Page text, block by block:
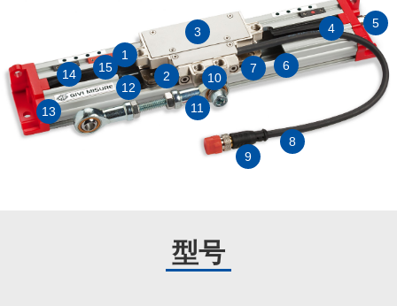
1
2
3 4 5
6
7
8
9
10
11
12
13
14 15
型号